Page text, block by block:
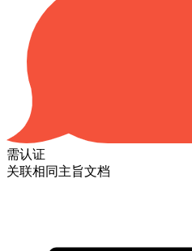
需认证
关联相同主旨文档